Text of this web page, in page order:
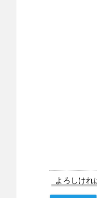
よろしけれ